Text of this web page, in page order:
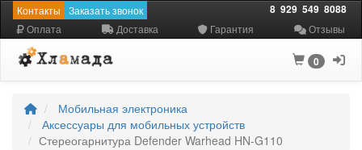
Контакты Заказать звонок 8 929 549 8088
Оплата Доставка Гарантия Отзывы
0
Мобильная электроника
Аксессуары для мобильных устройств
Стереогарнитура Defender Warhead HN-G110